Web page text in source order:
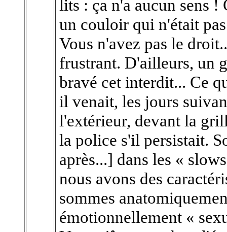
lits : ça n'a aucun sens
un couloir qui n'était
Vous n'avez pas le
frustrant. D'ailleurs, un
bravé cet interdit... Ce
il venait, les jours
l'extérieur, devant la
la police s'il persistait.
après...] dans les «
nous avons des
sommes
émotionnellement «